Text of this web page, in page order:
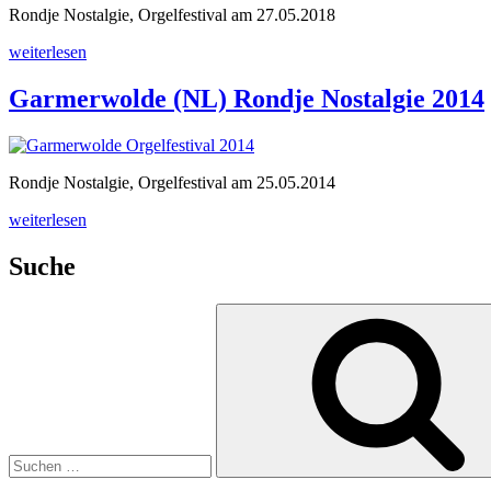
Rondje Nostalgie, Orgelfestival am 27.05.2018
„Garmerwolde
Rondje
Nostalgie
weiterlesen
Garmerwolde (NL) Rondje Nostalgie 2014
Rondje Nostalgie, Orgelfestival am 25.05.2014
„Garmerwolde
Rondje
Nostalgie
weiterlesen
Suche